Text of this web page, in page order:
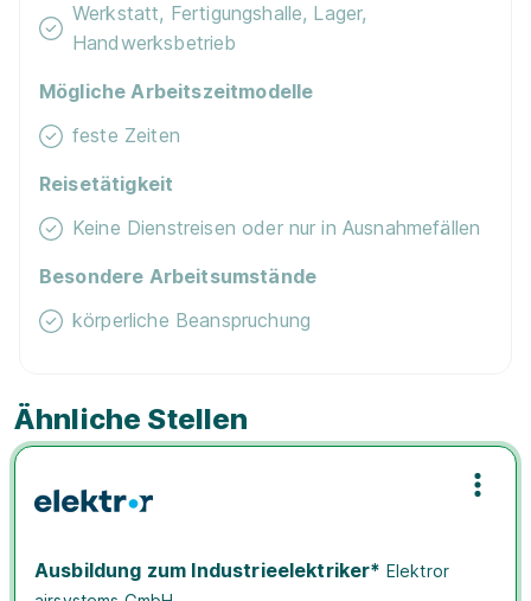
Ähnliche Stellen
Ausbildung zum Industrieelektriker* Elektror
Werkstatt, Fertigungshalle, Lager,
Handwerksbetrieb
Mögliche Arbeitszeitmodelle
feste Zeiten
Reisetätigkeit
Keine Dienstreisen oder nur in Ausnahmefällen
Besondere Arbeitsumstände
körperliche Beanspruchung